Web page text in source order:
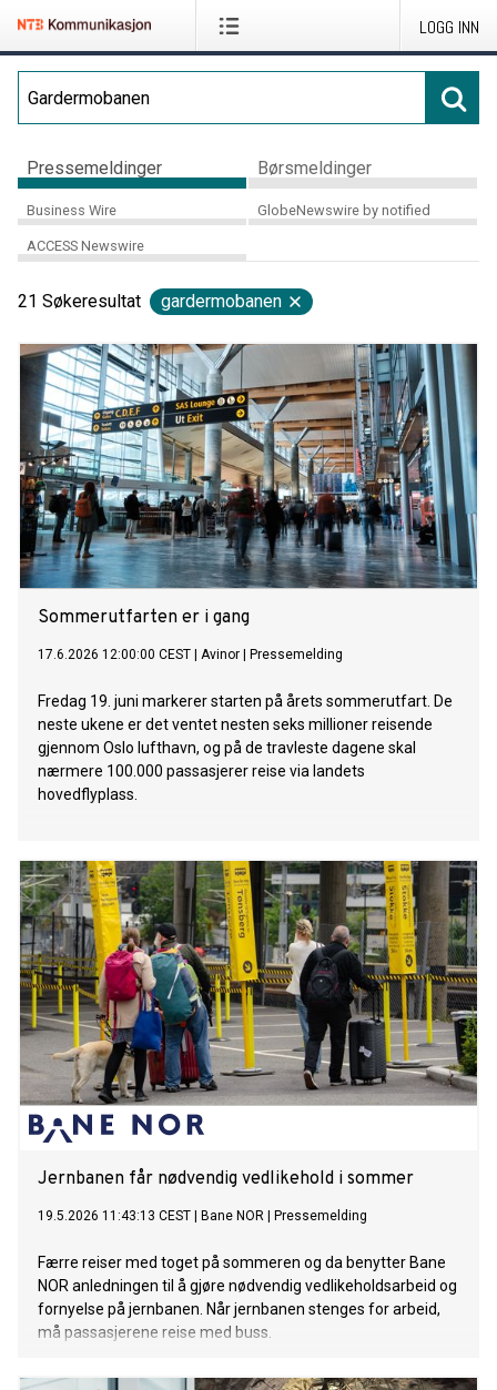
LOGG INN
Pressemeldinger Børsmeldinger
Business Wire GlobeNewswire by notified
ACCESS Newswire
21 Søkeresultat gardermobanen
Sommerutfarten er i gang
17.6.2026 12:00:00 CEST Avinor Pressemelding
Fredag 19. juni markerer starten på årets sommerutfart. De
neste ukene er det ventet nesten seks millioner reisende
gjennom Oslo lufthavn, og på de travleste dagene skal
nærmere 100.000 passasjerer reise via landets
hovedflyplass.
Jernbanen får nødvendig vedlikehold i sommer
19.5.2026 11:43:13 CEST Bane NOR Pressemelding
Færre reiser med toget på sommeren og da benytter Bane
NOR anledningen til å gjøre nødvendig vedlikeholdsarbeid og
fornyelse på jernbanen. Når jernbanen stenges for arbeid,
må passasjerene reise med buss.